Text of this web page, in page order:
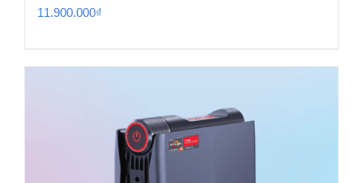
11.900.000₫